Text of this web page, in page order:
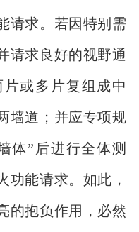
请求。若因特别需
请求良好的视野通
或多片复组成中
墙道；并应专项规
体”后进行全体测
功能请求。如此，
的抱负作用，必然